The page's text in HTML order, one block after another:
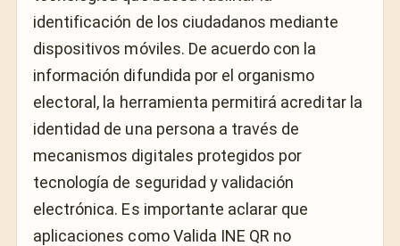
identificación de los ciudadanos mediante
dispositivos móviles. De acuerdo con la
información difundida por el organismo
electoral, la herramienta permitirá acreditar la
identidad de una persona a través de
mecanismos digitales protegidos por
tecnología de seguridad y validación
electrónica. Es importante aclarar que
aplicaciones como Valida INE QR no